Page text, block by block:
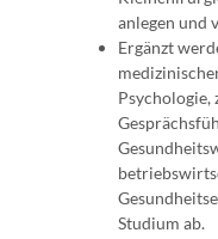
anlegen und
Ergänzt
Psychologie,
Studium ab.